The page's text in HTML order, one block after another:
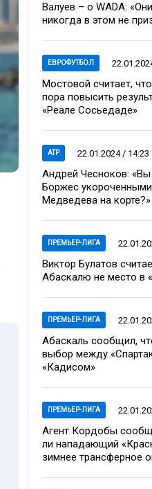
Валуев – о WADA:
никогда в этом не
ЕВРОФУТБОЛ
Мостовой считает,
пора повысить
«Реале Сосьедаде»
ATP 22.01.2024 / 14:23
Андрей Чесноков:
Боржес
Медведева на корте?»
ПРЕМЬЕР-ЛИГА
Виктор Булатов
Абаскалю не место в
ПРЕМЬЕР-ЛИГА
Абаскаль сообщил,
выбор между
«Кадисом»
ПРЕМЬЕР-ЛИГА
Агент Кордобы
ли нападающий
зимнее трансферное